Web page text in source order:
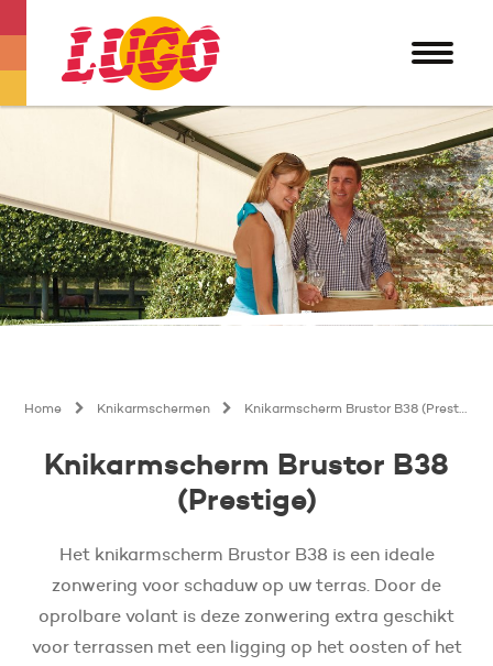
Home Knikarmschermen Knikarmscherm Brustor B38 (Prestige)
Knikarmscherm Brustor B38
(Prestige)
Het knikarmscherm Brustor B38 is een ideale
zonwering voor schaduw op uw terras. Door de
oprolbare volant is deze zonwering extra geschikt
voor terrassen met een ligging op het oosten of het